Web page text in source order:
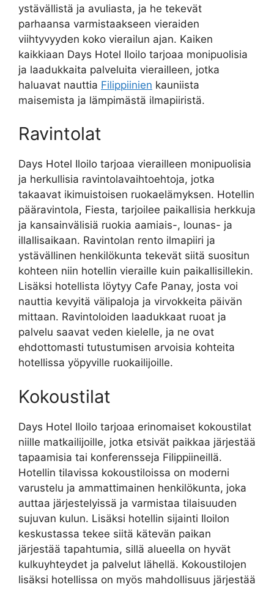
ystävällistä ja avuliasta, ja he tekevät
parhaansa varmistaakseen vieraiden
viihtyvyyden koko vierailun ajan. Kaiken
kaikkiaan Days Hotel Iloilo tarjoaa monipuolisia
ja laadukkaita palveluita vierailleen, jotka
haluavat nauttia Filippiinien kauniista
maisemista ja lämpimästä ilmapiiristä.
Ravintolat
Days Hotel Iloilo tarjoaa vierailleen monipuolisia
ja herkullisia ravintolavaihtoehtoja, jotka
takaavat ikimuistoisen ruokaelämyksen. Hotellin
pääravintola, Fiesta, tarjoilee paikallisia herkkuja
ja kansainvälisiä ruokia aamiais-, lounas- ja
illallisaikaan. Ravintolan rento ilmapiiri ja
ystävällinen henkilökunta tekevät siitä suositun
kohteen niin hotellin vieraille kuin paikallisillekin.
Lisäksi hotellista löytyy Cafe Panay, josta voi
nauttia kevyitä välipaloja ja virvokkeita päivän
mittaan. Ravintoloiden laadukkaat ruoat ja
palvelu saavat veden kielelle, ja ne ovat
ehdottomasti tutustumisen arvoisia kohteita
hotellissa yöpyville ruokailijoille.
Kokoustilat
Days Hotel Iloilo tarjoaa erinomaiset kokoustilat
niille matkailijoille, jotka etsivät paikkaa järjestää
tapaamisia tai konferensseja Filippiineillä.
Hotellin tilavissa kokoustiloissa on moderni
varustelu ja ammattimainen henkilökunta, joka
auttaa järjestelyissä ja varmistaa tilaisuuden
sujuvan kulun. Lisäksi hotellin sijainti Iloilon
keskustassa tekee siitä kätevän paikan
järjestää tapahtumia, sillä alueella on hyvät
kulkuyhteydet ja palvelut lähellä. Kokoustilojen
lisäksi hotellissa on myös mahdollisuus järjestää